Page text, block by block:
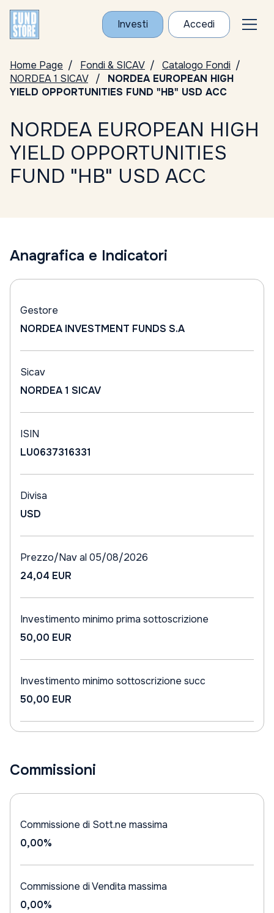
Investi Accedi
Home Page Fondi & SICAV
Catalogo Fondi
NORDEA 1 SICAV
NORDEA EUROPEAN HIGH
YIELD OPPORTUNITIES FUND "HB" USD ACC
NORDEA EUROPEAN HIGH
YIELD OPPORTUNITIES
FUND "HB" USD ACC
Anagrafica e Indicatori
Gestore
NORDEA INVESTMENT FUNDS S.A
Sicav
NORDEA 1 SICAV
ISIN
LU0637316331
Divisa
USD
Prezzo/Nav al 05/08/2026
24,04 EUR
Investimento minimo prima sottoscrizione
50,00 EUR
Investimento minimo sottoscrizione succ
50,00 EUR
Commissioni
Commissione di Sott.ne massima
0,00%
Commissione di Vendita massima
0,00%